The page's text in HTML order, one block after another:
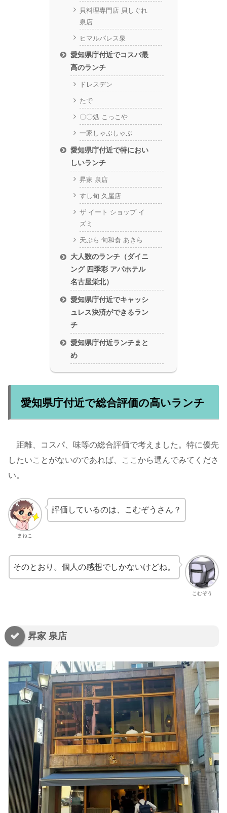
貝料理専門店 貝しぐれ
泉店
ヒマルパレス泉
愛知県庁付近でコスパ最
高のランチ
ドレスデン
たで
〇〇処 こっこや
一家しゃぶしゃぶ
愛知県庁付近で特におい
しいランチ
昇家 泉店
すし旬 久屋店
ザ イート ショップ イ
ズミ
天ぷら 旬和食 あきら
大人数のランチ（ダイニ
ング 四季彩 アパホテル
名古屋栄北）
愛知県庁付近でキャッシ
ュレス決済ができるラン
チ
愛知県庁付近ランチまと
め
愛知県庁付近で総合評価の高いランチ
距離、コスパ、味等の総合評価で考えました。特に優先
したいことがないのであれば、ここから選んでみてくださ
い。
まねこ
評価しているのは、こむぞうさん？
こむぞう
そのとおり。個人の感想でしかないけどね。
昇家 泉店